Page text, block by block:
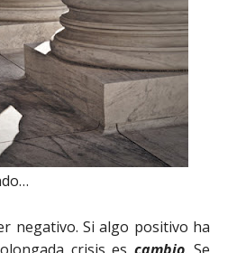
negativo. Si algo positivo ha